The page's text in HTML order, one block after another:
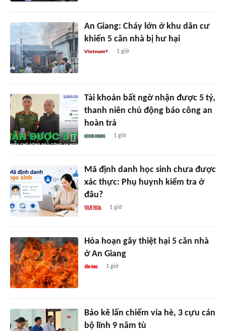
An Giang: Cháy lớn ở khu dân cư
khiến 5 căn nhà bị hư hại
1 giờ
Tài khoản bất ngờ nhận được 5 tỷ,
thanh niên chủ động báo công an
hoàn trả
1 giờ
Mã định danh học sinh chưa được
xác thực: Phụ huynh kiểm tra ở
đâu?
1 giờ
Hỏa hoạn gây thiệt hại 5 căn nhà
ở An Giang
1 giờ
Bảo kê lấn chiếm vỉa hè, 3 cựu cán
bộ lĩnh 9 năm tù